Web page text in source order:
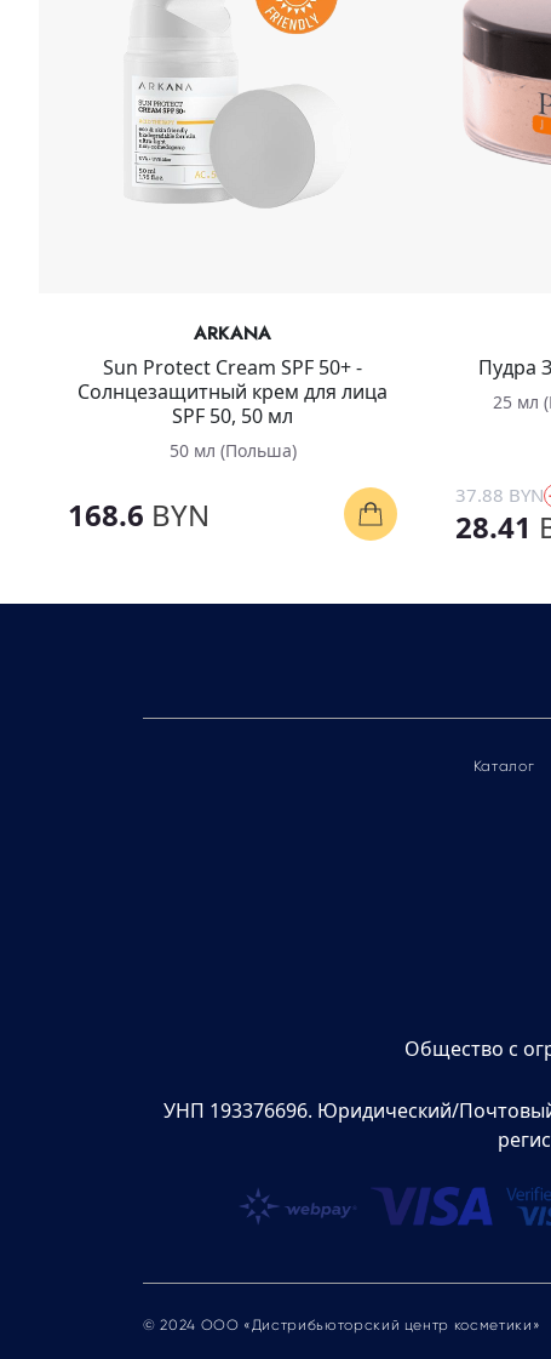
ARKANA
Sun Protect Cream SPF 50+ -
Солнцезащитный крем для лица
SPF 50, 50 мл
50 мл (Польша)
168.6 BYN
Пудра
25 мл
37.88 BYN
28.41
Каталог
Общество с
УНП 193376696. Юридический/
© 2024 ООО «Дистрибьюторский центр косметики»